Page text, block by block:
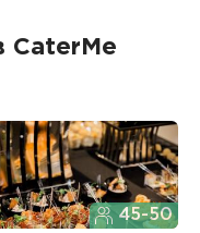
CaterMe
45-50